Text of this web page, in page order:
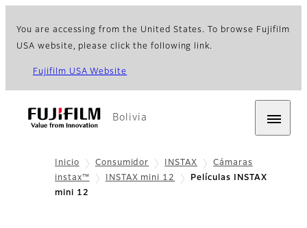
You are accessing from the United States. To browse Fujifilm
USA website, please click the following link.
Fujifilm USA Website
Bolivia
Inicio Consumidor INSTAX
Cámaras
instax™
INSTAX mini 12
Películas INSTAX
mini 12